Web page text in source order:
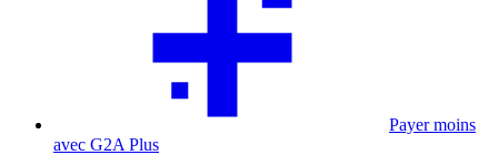
Payer moins
avec G2A Plus